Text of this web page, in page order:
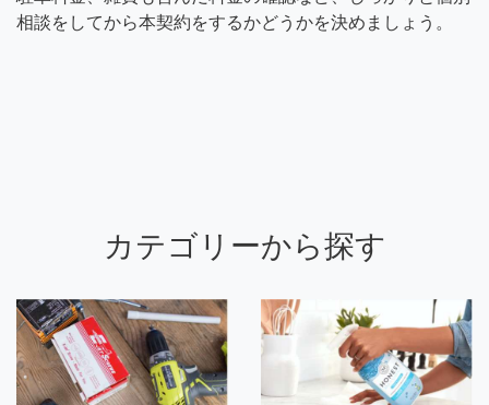
相談をしてから本契約をするかどうかを決めましょう。
カテゴリーから探す